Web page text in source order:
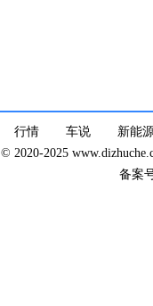
行情 车说
新能
© 2020-2025
备案